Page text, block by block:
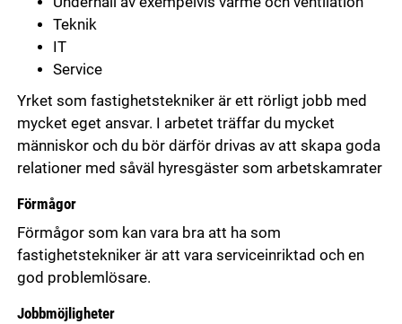
Teknik
IT
Service
Yrket som fastighetstekniker är ett rörligt jobb med
mycket eget ansvar. I arbetet träffar du mycket
människor och du bör därför drivas av att skapa goda
relationer med såväl hyresgäster som arbetskamrater
Förmågor
Förmågor som kan vara bra att ha som
fastighetstekniker är att vara serviceinriktad och en
god problemlösare.
Jobbmöjligheter